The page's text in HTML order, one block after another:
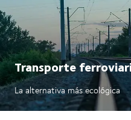
Transporte
La alternativa más ecológica